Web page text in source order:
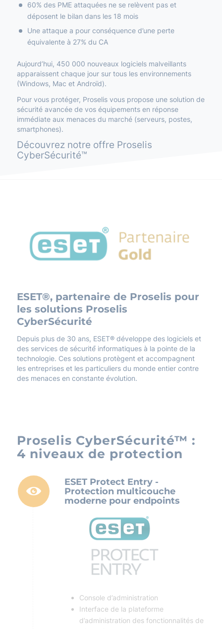
60% des PME attaquées ne se relèvent pas et
déposent le bilan dans les 18 mois
Une attaque a pour conséquence d’une perte
équivalente à 27% du CA
Aujourd’hui, 450 000 nouveaux logiciels malveillants
apparaissent chaque jour sur tous les environnements
(Windows, Mac et Androïd).
Pour vous protéger, Proselis vous propose une solution de
sécurité avancée de vos équipements en réponse
immédiate aux menaces du marché (serveurs, postes,
smartphones).
Découvrez notre offre Proselis
CyberSécurité™
ESET®, partenaire de Proselis pour
les solutions Proselis
CyberSécurité
Depuis plus de 30 ans, ESET® développe des logiciels et
des services de sécurité́ informatiques à la pointe de la
technologie. Ces solutions protègent et accompagnent
les entreprises et les particuliers du monde entier contre
des menaces en constante évolution.
Proselis CyberSécurité™ :
4 niveaux de protection
ESET Protect Entry -
Protection multicouche
moderne pour endpoints
Console d’administration
Interface de la plateforme
d’administration des fonctionnalités de